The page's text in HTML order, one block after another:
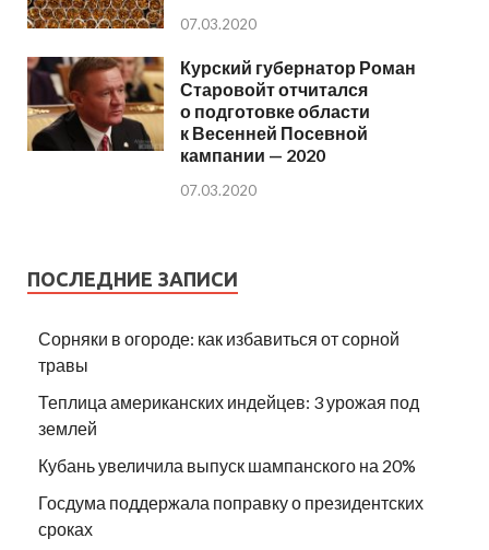
07.03.2020
Курский губернатор Роман
Старовойт отчитался
о подготовке области
к Весенней Посевной
кампании — 2020
07.03.2020
ПОСЛЕДНИЕ ЗАПИСИ
Сорняки в огороде: как избавиться от сорной
травы
Теплица американских индейцев: 3 урожая под
землей
Кубань увеличила выпуск шампанского на 20%
Госдума поддержала поправку о президентских
сроках